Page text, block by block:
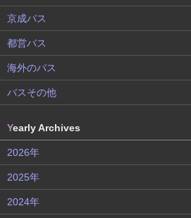
京成バス
都営バス
海外のバス
バスその他
Yearly Archives
2026年
2025年
2024年